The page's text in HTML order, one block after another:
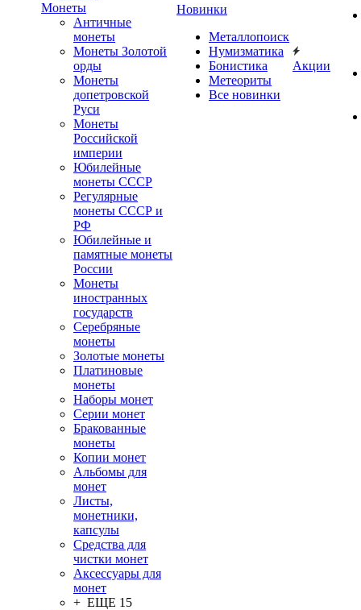
Монеты
Античные
монеты
Монеты Золотой
орды
Монеты
допетровской
Руси
Монеты
Российской
империи
Юбилейные
монеты СССР
Регулярные
монеты СССР и
РФ
Юбилейные и
памятные монеты
России
Монеты
иностранных
государств
Серебряные
монеты
Золотые монеты
Платиновые
монеты
Наборы монет
Серии монет
Бракованные
монеты
Копии монет
Альбомы для
монет
Листы,
монетники,
капсулы
Средства для
чистки монет
Аксессуары для
монет
+ ЕЩЕ 15
Новинки
Металлопоиск
Нумизматика
Бонистика
Метеориты
Все новинки
Акции